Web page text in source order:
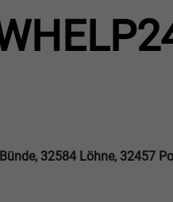
32584 Löhne, 32457